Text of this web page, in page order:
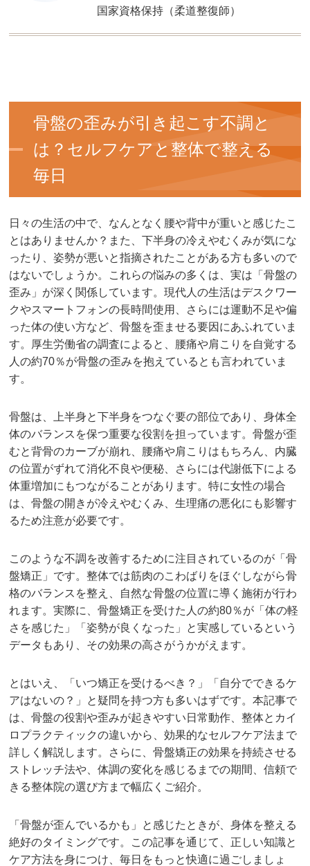
国家資格保持（柔道整復師）
骨盤の歪みが引き起こす不調と
は？セルフケアと整体で整える
毎日
日々の生活の中で、なんとなく腰や背中が重いと感じたこ
とはありませんか？また、下半身の冷えやむくみが気にな
ったり、姿勢が悪いと指摘されたことがある方も多いので
はないでしょうか。これらの悩みの多くは、実は「骨盤の
歪み」が深く関係しています。現代人の生活はデスクワー
クやスマートフォンの長時間使用、さらには運動不足や偏
った体の使い方など、骨盤を歪ませる要因にあふれていま
す。厚生労働省の調査によると、腰痛や肩こりを自覚する
人の約70％が骨盤の歪みを抱えているとも言われていま
す。
骨盤は、上半身と下半身をつなぐ要の部位であり、身体全
体のバランスを保つ重要な役割を担っています。骨盤が歪
むと背骨のカーブが崩れ、腰痛や肩こりはもちろん、内臓
の位置がずれて消化不良や便秘、さらには代謝低下による
体重増加にもつながることがあります。特に女性の場合
は、骨盤の開きが冷えやむくみ、生理痛の悪化にも影響す
るため注意が必要です。
このような不調を改善するために注目されているのが「骨
盤矯正」です。整体では筋肉のこわばりをほぐしながら骨
格のバランスを整え、自然な骨盤の位置に導く施術が行わ
れます。実際に、骨盤矯正を受けた人の約80％が「体の軽
さを感じた」「姿勢が良くなった」と実感しているという
データもあり、その効果の高さがうかがえます。
とはいえ、「いつ矯正を受けるべき？」「自分でできるケ
アはないの？」と疑問を持つ方も多いはずです。本記事で
は、骨盤の役割や歪みが起きやすい日常動作、整体とカイ
ロプラクティックの違いから、効果的なセルフケア法まで
詳しく解説します。さらに、骨盤矯正の効果を持続させる
ストレッチ法や、体調の変化を感じるまでの期間、信頼で
きる整体院の選び方まで幅広くご紹介。
「骨盤が歪んでいるかも」と感じたときが、身体を整える
絶好のタイミングです。この記事を通じて、正しい知識と
ケア方法を身につけ、毎日をもっと快適に過ごしましょ